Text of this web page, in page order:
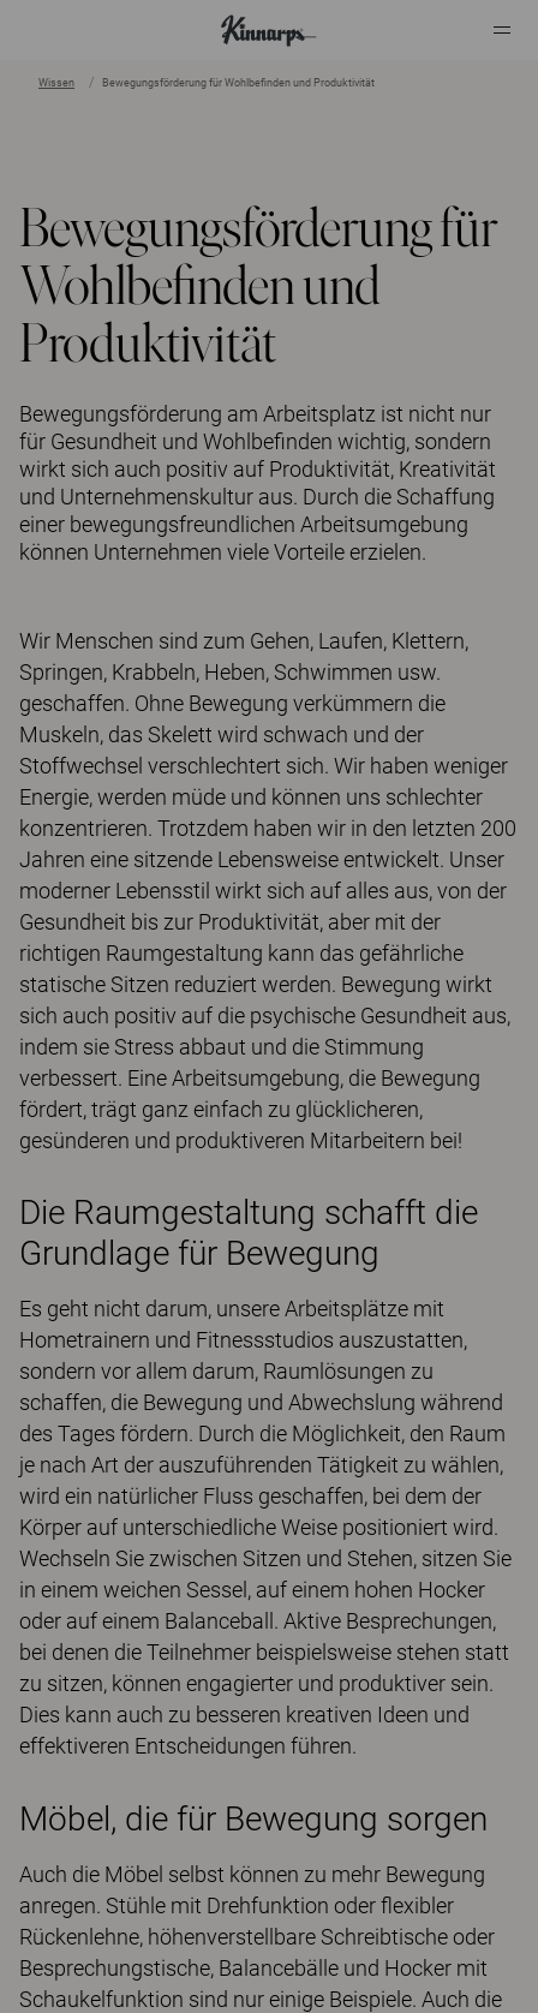
Wissen Bewegungsförderung für Wohlbefinden und Produktivität
Bewegungsförderung für
Wohlbefinden und
Produktivität
Bewegungsförderung am Arbeitsplatz ist nicht nur
für Gesundheit und Wohlbefinden wichtig, sondern
wirkt sich auch positiv auf Produktivität, Kreativität
und Unternehmenskultur aus. Durch die Schaffung
einer bewegungsfreundlichen Arbeitsumgebung
können Unternehmen viele Vorteile erzielen.
Wir Menschen sind zum Gehen, Laufen, Klettern,
Springen, Krabbeln, Heben, Schwimmen usw.
geschaffen. Ohne Bewegung verkümmern die
Muskeln, das Skelett wird schwach und der
Stoffwechsel verschlechtert sich. Wir haben weniger
Energie, werden müde und können uns schlechter
konzentrieren. Trotzdem haben wir in den letzten 200
Jahren eine sitzende Lebensweise entwickelt. Unser
moderner Lebensstil wirkt sich auf alles aus, von der
Gesundheit bis zur Produktivität, aber mit der
richtigen Raumgestaltung kann das gefährliche
statische Sitzen reduziert werden. Bewegung wirkt
sich auch positiv auf die psychische Gesundheit aus,
indem sie Stress abbaut und die Stimmung
verbessert. Eine Arbeitsumgebung, die Bewegung
fördert, trägt ganz einfach zu glücklicheren,
gesünderen und produktiveren Mitarbeitern bei!
Die Raumgestaltung schafft die
Grundlage für Bewegung
Es geht nicht darum, unsere Arbeitsplätze mit
Hometrainern und Fitnessstudios auszustatten,
sondern vor allem darum, Raumlösungen zu
schaffen, die Bewegung und Abwechslung während
des Tages fördern. Durch die Möglichkeit, den Raum
je nach Art der auszuführenden Tätigkeit zu wählen,
wird ein natürlicher Fluss geschaffen, bei dem der
Körper auf unterschiedliche Weise positioniert wird.
Wechseln Sie zwischen Sitzen und Stehen, sitzen Sie
in einem weichen Sessel, auf einem hohen Hocker
oder auf einem Balanceball. Aktive Besprechungen,
bei denen die Teilnehmer beispielsweise stehen statt
zu sitzen, können engagierter und produktiver sein.
Dies kann auch zu besseren kreativen Ideen und
effektiveren Entscheidungen führen.
Möbel, die für Bewegung sorgen
Auch die Möbel selbst können zu mehr Bewegung
anregen. Stühle mit Drehfunktion oder flexibler
Rückenlehne, höhenverstellbare Schreibtische oder
Besprechungstische, Balancebälle und Hocker mit
Schaukelfunktion sind nur einige Beispiele. Auch die